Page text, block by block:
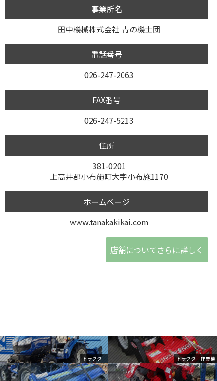
トラクター トラクター作業機
事業所名
田中機械株式会社 青の機士団
電話番号
026-247-2063
FAX番号
026-247-5213
住所
381-0201
上高井郡小布施町大字小布施1170
ホームページ
www.tanakakikai.com
店舗についてさらに詳しく